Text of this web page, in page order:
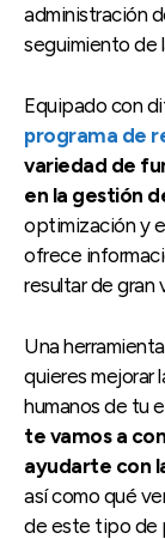
administración
seguimiento de
Equipado con
programa de
variedad de
en la gestión
optimización y
ofrece
resultar de gran
Una
quieres mejorar
humanos de tu
te vamos a
ayudarte con
así como qué
de este tipo de